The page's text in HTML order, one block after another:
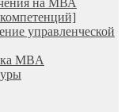
управленческой
MBA